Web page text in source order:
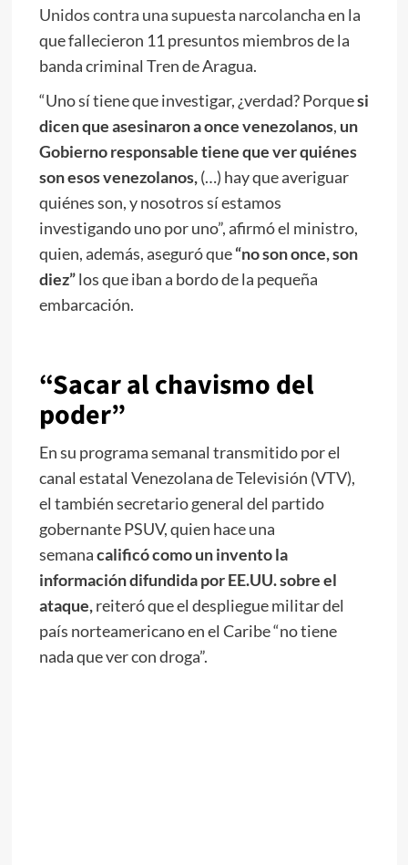
Unidos contra una supuesta narcolanchaen la
que fallecieron 11 presuntos miembros de la
banda criminal Tren de Aragua.
“Uno sí tiene que investigar, ¿verdad? Porquesi
dicen que asesinaron a once venezolanos, un
Gobierno responsable tiene que ver quiénes
son esos venezolanos,(…) hay que averiguar
quiénes son, y nosotros sí estamos
investigando uno por uno”, afirmó el ministro,
quien, además, aseguró que“no son once, son
diez”los que iban a bordo de la pequeña
embarcación.
“Sacar al chavismo del
poder”
En su programa semanal transmitido por el
canal estatal Venezolana de Televisión (VTV),
el también secretario general del partido
gobernante PSUV, quien hace una
semanacalificó como un invento la
información difundida por EE.UU. sobre el
ataque,reiteró que el despliegue militar del
país norteamericano en el Caribe “no tiene
nada que ver con droga”.